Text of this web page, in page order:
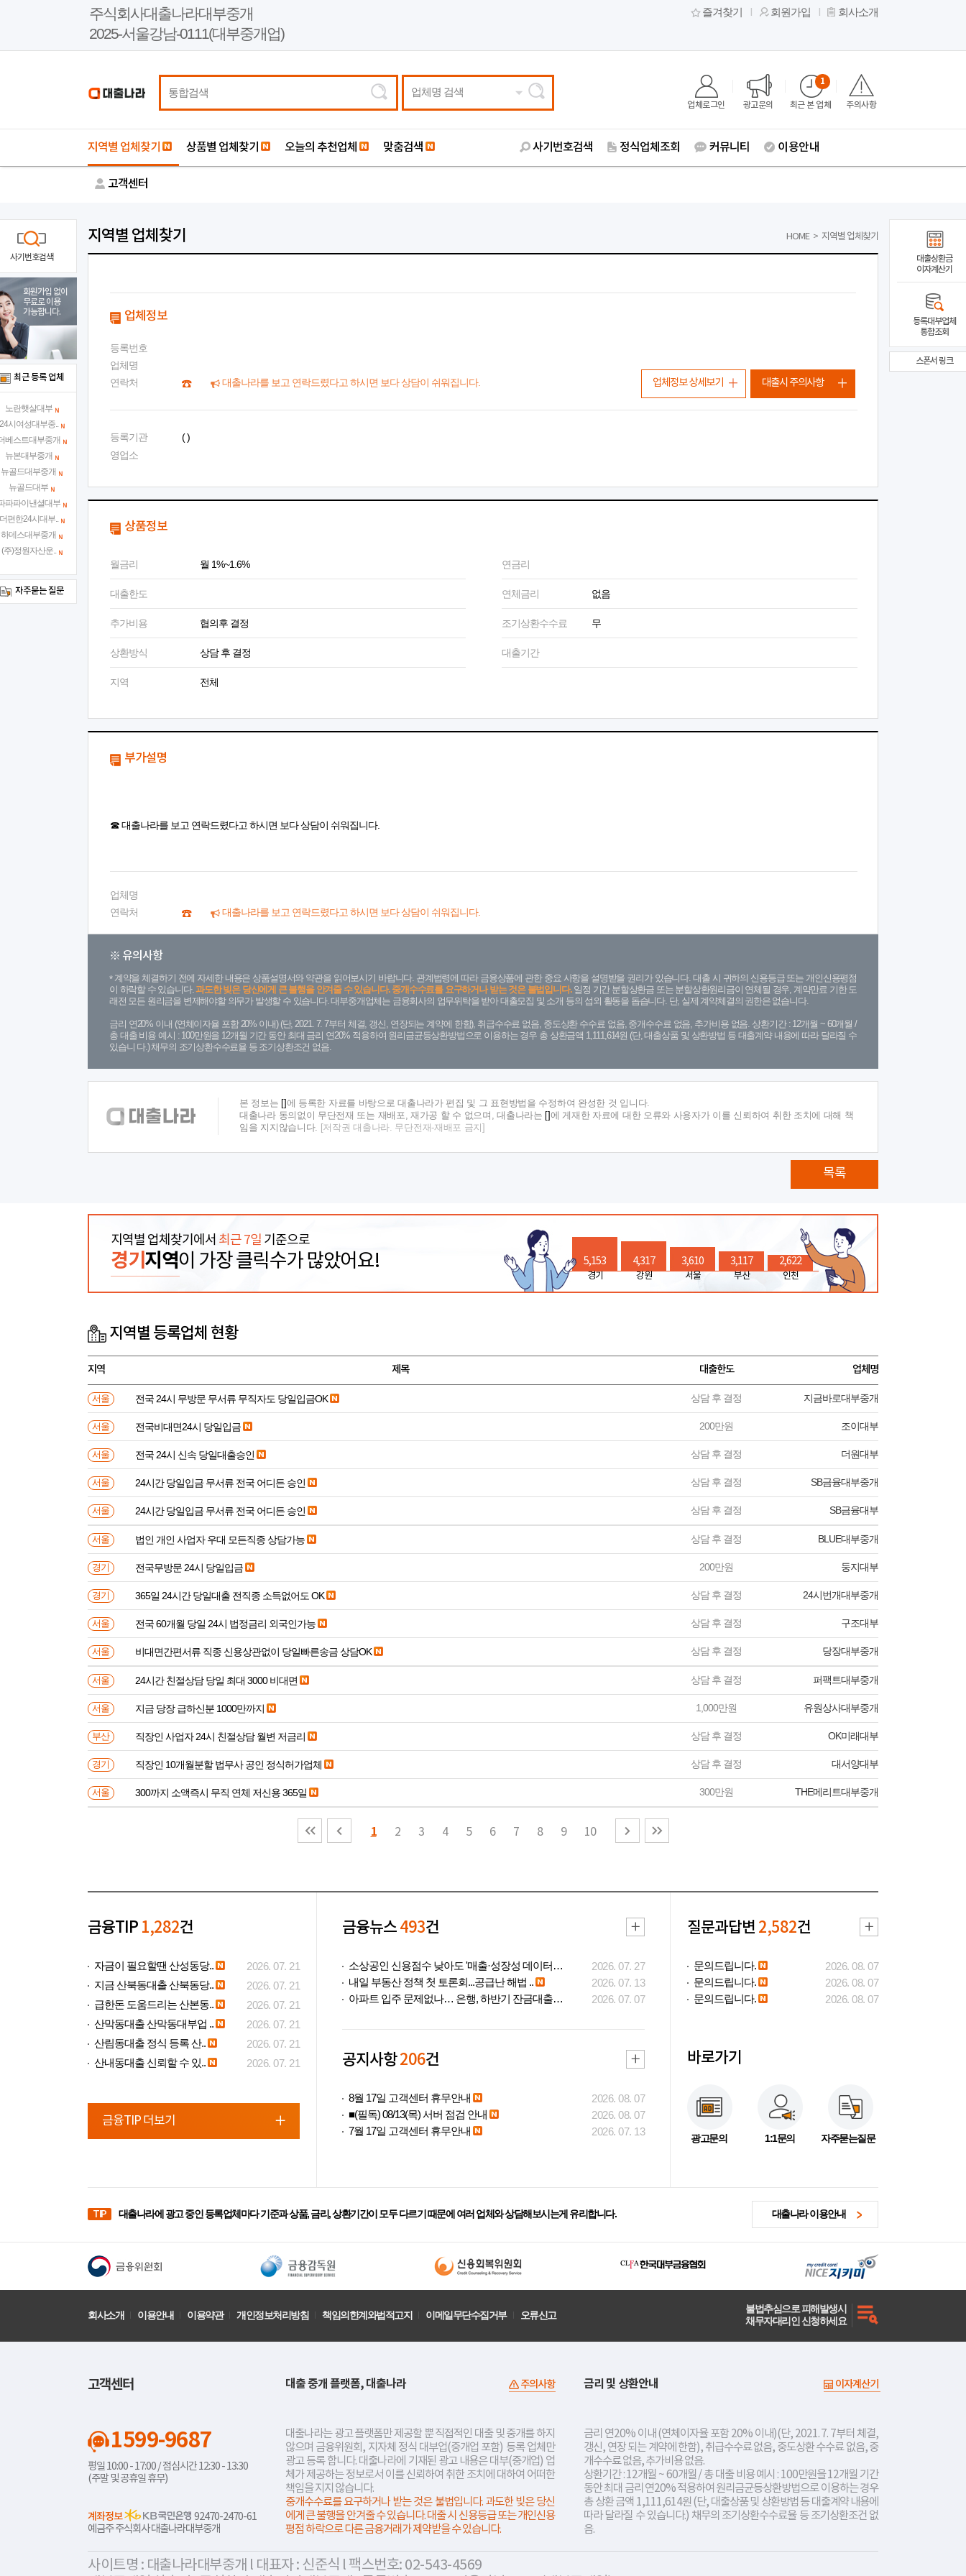
주식회사대출나라대부중개
2025-서울강남-0111(대부중개업)
즐겨찾기 회원가입 회사소개
업체명 검색
업체로그인 광고문의 최근 본 업체
1
주의사항
지역별 업체찾기 상품별 업체찾기 오늘의 추천업체 맞춤검색 사기번호검색 정식업체조회 커뮤니티 이용안내
고객센터
지역별 업체찾기 HOME > 지역별 업체찾기
업체정보
등록번호
업체명
연락처
대출나라를 보고 연락드렸다고 하시면 보다 상담이 쉬워집니다.
등록기관
( )
영업소
업체정보 상세보기 대출시 주의사항
상품정보
월금리 월 1%~1.6% 연금리
대출한도 연체금리 없음
추가비용 협의후 결정 조기상환수수료 무
상환방식 상담 후 결정 대출기간
지역 전체
부가설명
☎ 대출나라를 보고 연락드렸다고 하시면 보다 상담이 쉬워집니다.
업체명
연락처
대출나라를 보고 연락드렸다고 하시면 보다 상담이 쉬워집니다.
※ 유의사항
계약을 체결하기 전에 자세한 내용은 상품설명서와 약관을 읽어보시기 바랍니다. 관계법령에 따라 금융상품에 관한 중요 사항을 설명받을 권리가 있습니다. 대출 시 귀하의 신용등급 또는 개인신용평점
이 하락할 수 있습니다.과도한 빚은 당신에게 큰 불행을 안겨줄 수 있습니다. 중개수수료를 요구하거나 받는 것은 불법입니다.일정 기간 분할상환금 또는 분할상환원리금이 연체될 경우, 계약만료 기한 도
래전 모든 원리금을 변제해야할 의무가 발생할 수 있습니다. 대부중개업체는 금융회사의 업무위탁을 받아 대출모집 및 소개 등의 섭외 활동을 돕습니다. 단, 실제 계약체결의 권한은 없습니다.
금리 연20% 이내 (연체이자율 포함 20% 이내) (단, 2021. 7. 7부터 체결, 갱신, 연장되는 계약에 한함), 취급수수료 없음, 중도상환 수수료 없음, 중개수수료 없음, 추가비용 없음. 상환기간 : 12개월 ~ 60개월 /
총 대출 비용 예시 : 100만원을 12개월 기간 동안 최대 금리 연20% 적용하여 원리금균등상환방법으로 이용하는 경우 총 상환금액 1,111,614원 (단, 대출상품 및 상환방법 등 대출계약 내용에 따라 달라질 수
있습니 다.) 채무의 조기상환수수료율 등 조기상환조건 없음.
본 정보는
에 등록한 자료를 바탕으로 대출나라가 편집 및 그 표현방법을 수정하여 완성한 것 입니다.
대출나라 동의없이 무단전재 또는 재배포, 재가공 할 수 없으며, 대출나라는
에 게재한 자료에 대한 오류와 사용자가 이를 신뢰하여 취한 조치에 대해 책
임을 지지않습니다.
[저작권 대출나라. 무단전재-재배포 금지]
목록
지역별 업체찾기에서 최근 7일 기준으로
경기 지역이 가장 클릭수가 많았어요! 5,153
경기
4,317
강원
3,610
서울
3,117
부산
2,622
인천
지역별 등록업체 현황
지역 제목 대출한도 업체명
서울 전국 24시 무방문 무서류 무직자도 당일입금OK 상담 후 결정 지금바로대부중개
서울 전국비대면24시 당일입금 200만원 조이대부
서울 전국 24시 신속 당일대출승인 상담 후 결정 더원대부
서울 24시간 당일입금 무서류 전국 어디든 승인 상담 후 결정 SB금융대부중개
서울 24시간 당일입금 무서류 전국 어디든 승인 상담 후 결정 SB금융대부
서울 법인 개인 사업자 우대 모든직종 상담가능 상담 후 결정 BLUE대부중개
경기 전국무방문 24시 당일입금 200만원 둥지대부
경기 365일 24시간 당일대출 전직종 소득없어도 OK 상담 후 결정 24시번개대부중개
서울 전국 60개월 당일 24시 법정금리 외국인가능 상담 후 결정 구조대부
서울 비대면간편서류 직종 신용상관없이 당일빠른송금 상담OK 상담 후 결정 당장대부중개
서울 24시간 친절상담 당일 최대 3000 비대면 상담 후 결정 퍼팩트대부중개
서울 지금 당장 급하신분 1000만까지 1,000만원 유원상사대부중개
부산 직장인 사업자 24시 친절상담 월변 저금리 상담 후 결정 OK미래대부
경기 직장인 10개월분할 법무사 공인 정식허가업체 상담 후 결정 대서양대부
서울 300까지 소액즉시 무직 연체 저신용 365일 300만원 THE메리트대부중개
1 2 3 4 5 6 7 8 9 10
사기번호검색
회원가입 없이
무료로 이용
가능합니다.
최근 등록 업체
노란햇살대부
시여성대부중..
베스트대부중개
뉴본대부중개
뉴골드대부중개
뉴골드대부
파파이낸셜대부
편한24시대부..
하데스대부중개
(주)정원자산운..
자주묻는 질문
대출상환금
이자계산기
등록대부업체
통합조회
스폰서 링크
금융TIP 1,282건
자금이 필요할땐 산성동당..
2026. 07. 21
지금 산북동대출 산북동당..
2026. 07. 21
급한돈 도움드리는 산본동..
2026. 07. 21
산막동대출 산막동대부업 ..
2026. 07. 21
산림동대출 정식 등록 산..
2026. 07. 21
산내동대출 신뢰할 수 있..
2026. 07. 21
금융TIP 더보기
금융뉴스493건
소상공인 신용점수 낮아도 '매출·성장성 데이터..
2026. 07. 27
내일 부동산 정책 첫 토론회...공급난 해법 ..
2026. 07. 13
아파트 입주 문제없나… 은행, 하반기 잔금대출..
2026. 07. 07
공지사항206건
8월 17일 고객센터 휴무안내
2026. 08. 07
■(필독) 08/13(목) 서버 점검 안내
2026. 08. 07
7월 17일 고객센터 휴무안내
2026. 07. 13
질문과답변 2,582건
문의드립니다.
2026. 08. 07
문의드립니다.
2026. 08. 07
문의드립니다.
2026. 08. 07
바로가기
광고문의 1:1문의 자주묻는질문
TIP 대출나라에 광고 중인 등록업체마다 기준과 상품, 금리, 상환기간이 모두 다르기 때문에 여러 업체와 상담해보시는게 유리합니다. 대출나라 이용안내
회사소개 이용안내 이용약관 개인정보처리방침 책임의한계와법적고지 이메일무단수집거부 오류신고
불법추심으로 피해발생시
채무자대리인 신청하세요
고객센터
1599-9687
평일 10:00 - 17:00 / 점심시간 12:30 - 13:30
(주말 및 공휴일 휴무)
계좌정보
92470-2470-61
예금주 주식회사 대출나라대부중개
대출 중개 플랫폼, 대출나라 주의사항
대출나라는 광고 플랫폼만 제공할 뿐 직접적인 대출 및 중개를 하지
않으며 금융위원회, 지자체 정식 대부업(중개업 포함) 등록 업체만
광고 등록 합니다. 대출나라에 기재된 광고 내용은 대부(중개업) 업
체가 제공하는 정보로서 이를 신뢰하여 취한 조치에 대하여 어떠한
책임을 지지 않습니다.
중개수수료를 요구하거나 받는 것은 불법입니다. 과도한 빚은 당신
에게 큰 불행을 안겨줄 수 있습니다. 대출 시 신용등급 또는 개인신용
평점 하락으로 다른 금융거래가 제약받을 수 있습니다.
금리 및 상환안내 이자계산기
금리 연20% 이내 (연체이자율 포함 20% 이내)(단, 2021. 7. 7부터 체결,
갱신, 연장 되는 계약에 한함), 취급수수료 없음, 중도상환 수수료 없음, 중
개수수료 없음, 추가비용 없음.
상환기간 : 12개월 ~ 60개월 / 총 대출 비용 예시 : 100만원을 12개월 기간
동안 최대 금리 연20% 적용하여 원리금균등상환방법으로 이용하는 경우
총 상환 금액 1,111,614원 (단, 대출상품 및 상환방법 등 대출계약 내용에
따라 달라질 수 있습니다.) 채무의 조기상환수수료율 등 조기상환조건 없
음.
사이트명 : 대출나라대부중개 l 대표자 : 신준식 l 팩스번호: 02-543-4569